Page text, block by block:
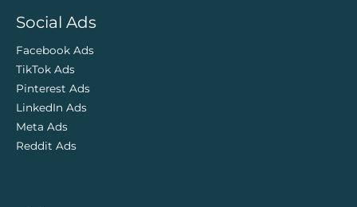
Social Ads
Facebook Ads
TikTok Ads
Pinterest Ads
LinkedIn Ads
Meta Ads
Reddit Ads